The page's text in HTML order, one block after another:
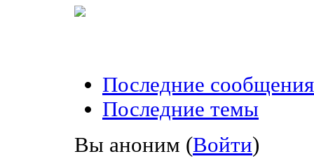
Последние сообщения
Последние темы
Вы аноним (Войти)